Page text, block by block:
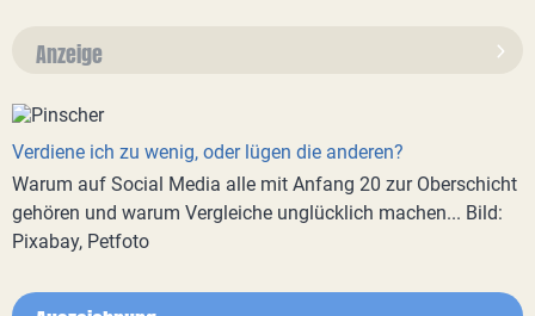
Anzeige
Verdiene ich zu wenig, oder lügen die anderen?
Warum auf Social Media alle mit Anfang 20 zur Oberschicht
gehören und warum Vergleiche unglücklich machen... Bild:
Pixabay, Petfoto